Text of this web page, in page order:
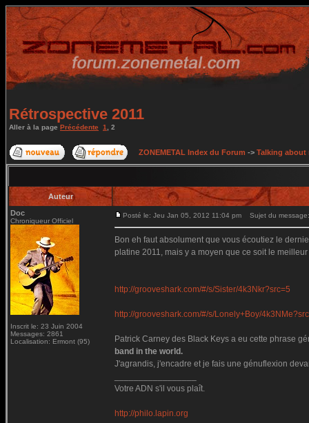
Rétrospective 2011
Aller à la page Précédente 1 2
ZONEMETAL Index du Forum -> Talking about
Auteur
Doc
Chroniqueur Officiel
Inscrit le: 23 Juin 2004
Messages: 2861
Localisation: Ermont (95)
Posté le: Jeu Jan 05, 2012 11:04 pm Sujet du message:
Bon eh faut absolument que vous écoutiez le
platine 2011, mais y a moyen que ce soit le
http://grooveshark.com/#/s/Sister/4k3Nkr?src=5
http://grooveshark.com/#/s/Lonely+Boy/
Patrick Carney des Black Keys a eu cette phrase
band in the world.
J'agrandis, j'encadre et je fais une génuflexion
Votre ADN s'il vous plaît.
http://philo.lapin.org